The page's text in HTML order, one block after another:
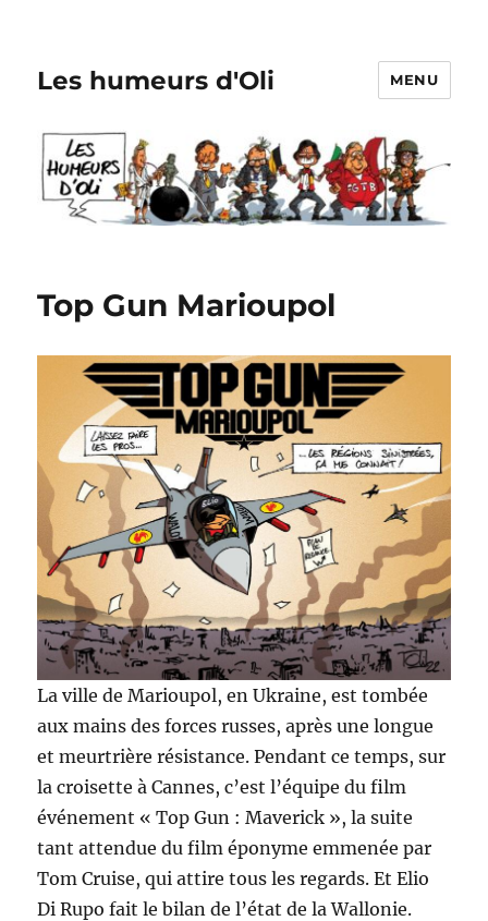
Les humeurs d'Oli MENU
Top Gun Marioupol
La ville de Marioupol, en Ukraine, est tombée
aux mains des forces russes, après une longue
et meurtrière résistance. Pendant ce temps, sur
la croisette à Cannes, c’est l’équipe du film
événement « Top Gun : Maverick », la suite
tant attendue du film éponyme emmenée par
Tom Cruise, qui attire tous les regards. Et Elio
Di Rupo fait le bilan de l’état de la Wallonie.